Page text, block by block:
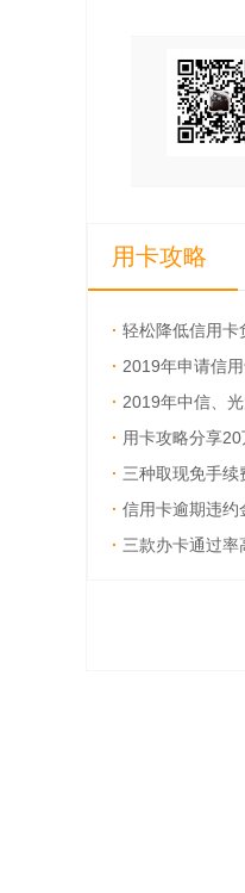
用卡攻略
· 轻松降低信用卡
· 2019年申请信
· 2019年中信、光
· 用卡攻略分享
· 三种取现免手
· 信用卡逾期违约
· 三款办卡通过率